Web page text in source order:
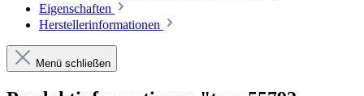
Eigenschaften
Herstellerinformationen
Menü schließen